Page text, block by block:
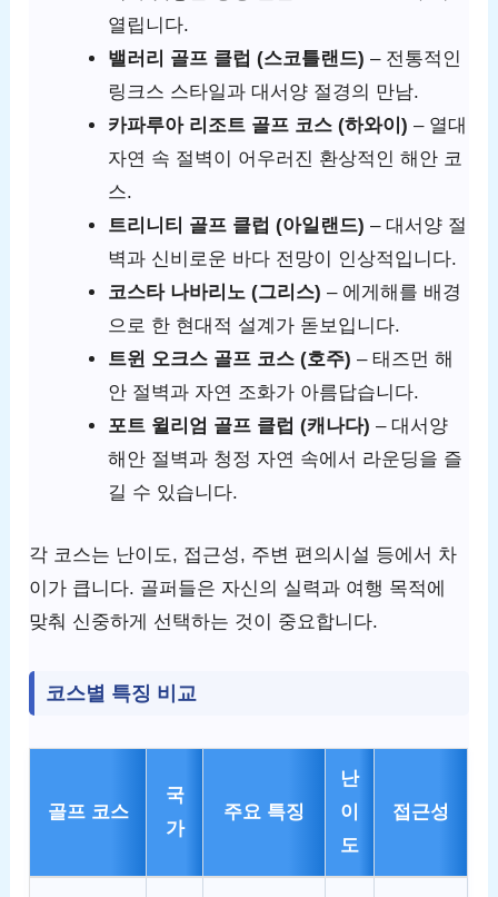
열립니다.
밸러리 골프 클럽 (스코틀랜드) – 전통적인
링크스 스타일과 대서양 절경의 만남.
카파루아 리조트 골프 코스 (하와이) – 열대
자연 속 절벽이 어우러진 환상적인 해안 코
스.
트리니티 골프 클럽 (아일랜드) – 대서양 절
벽과 신비로운 바다 전망이 인상적입니다.
코스타 나바리노 (그리스) – 에게해를 배경
으로 한 현대적 설계가 돋보입니다.
트윈 오크스 골프 코스 (호주) – 태즈먼 해
안 절벽과 자연 조화가 아름답습니다.
포트 윌리엄 골프 클럽 (캐나다) – 대서양
해안 절벽과 청정 자연 속에서 라운딩을 즐
길 수 있습니다.
각 코스는 난이도, 접근성, 주변 편의시설 등에서 차
이가 큽니다. 골퍼들은 자신의 실력과 여행 목적에
맞춰 신중하게 선택하는 것이 중요합니다.
코스별 특징 비교
골프 코스
국
가
주요 특징
난
이
도
접근성